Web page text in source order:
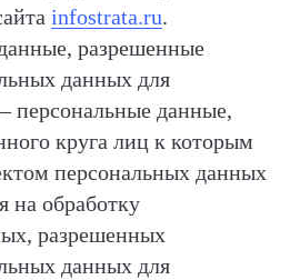
infostrata.ru.
разрешенные
данных для
персональные данные,
круга лиц к которым
персональных данных
на обработку
разрешенных
данных для